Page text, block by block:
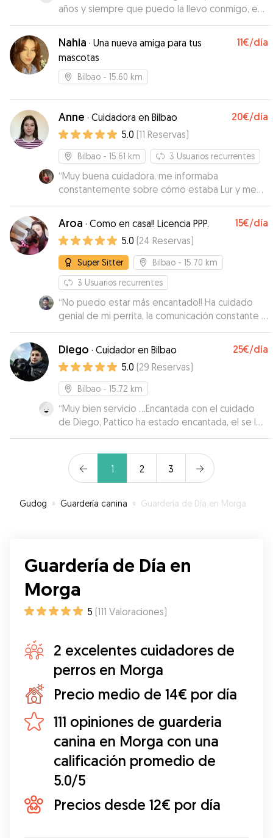
años y siempre que puedo la llevo conmigo, es
una más de la familia. Pero en esta ocasión no
podía venir con nosotros. Nunca la he dejado
con nadie y ha sido la primera vez. No puedo
estarle más agradecida de lo bien que la ha
cuidado. Me ha mandado fotos para que viera lo
gusto con ella. Además, quede antes con Araitz
para conocerla y que Yira tuviera contacto con
ella, fue algo que me propuso y me pareció
estupendo. Sin duda volveré a contar con ella
siempre que pueda.
Nahia · Una nueva amiga para tus
mascotas
11€/día
Bilbao - 15.60 km
Anne · Cuidadora en Bilbao 20€/día
5.0 (11 Reservas)
Bilbao - 15.61 km 3 Usuarios recurrentes
“Muy buena cuidadora, me informaba
constantemente sobre cómo estaba Lur y me
mandaba fotos. Lur ha vuelto tranquila y
contenta, señal de que ha estado muy a gusto
con Anne.”
Aroa · Como en casa!! Licencia PPP. 15€/día
5.0 (24 Reservas)
Super Sitter Bilbao - 15.70 km
3 Usuarios recurrentes
“No puedo estar más encantado!! Ha cuidado
genial de mi perrita, la comunicación constante y
siempre atenta para que supiese cómo estaba.
Me he quedado muy tranquilo sabiendo que
Maddi estaba en buenas manos y ella ha
quedado encantada. Para repetir seguro!! ☺️
Diego · Cuidador en Bilbao 25€/día
5.0 (29 Reservas)
Bilbao - 15.72 km
“Muy bien servicio …Encantada con el cuidado
de Diego, Pattico ha estado encantada, el se los
ha llevado al río y al campo han estado como en
constantemente informada con mensajes y
vídeos, sin duda repetiremos 😉i ”
1 2 3
Gudog » Guardería canina » Guardería de Día en Morga
Guardería de Día en
Morga
5 (111 Valoraciones)
2 excelentes cuidadores de
perros en Morga
Precio medio de 14€ por día
111 opiniones de guarderia
canina en Morga con una
calificación promedio de
5.0/5
Precios desde 12€ por día